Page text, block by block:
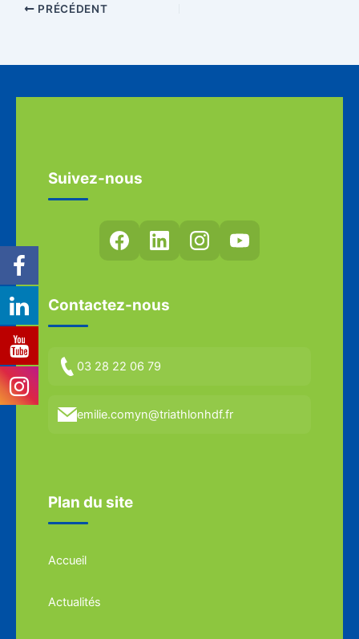
PRÉCÉDENT
Suivez-nous
Contactez-nous
03 28 22 06 79
emilie.comyn@triathlonhdf.fr
Plan du site
Accueil
Actualités